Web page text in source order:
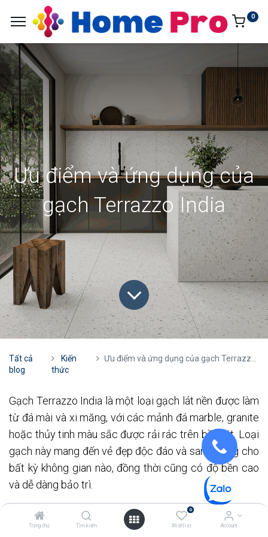
Trang chủ Tìm kiếm
0
Wishlist Account
0
Ưu điểm và ứng dụng của
gạch Terrazzo India
Tất cả
blog
Kiến
thức
Ưu điểm và ứng dụng của gạch Terrazzo India
Gạch Terrazzo India là một loại gạch lát nền được làm
từ đá mài và xi măng, với các mảnh đá marble, granite
hoặc thủy tinh màu sắc được rải rác trên bề mặt. Loại
gạch này mang đến vẻ đẹp độc đáo và sang trọng cho
bất kỳ không gian nào, đồng thời cũng có độ bền cao
và dễ dàng bảo trì.
Gạch Terrazzo có lịch sử lâu đời, xuất hiện từ thời cổ